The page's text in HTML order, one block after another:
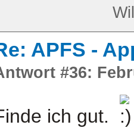
William
APFS -
#36:
ich gut.